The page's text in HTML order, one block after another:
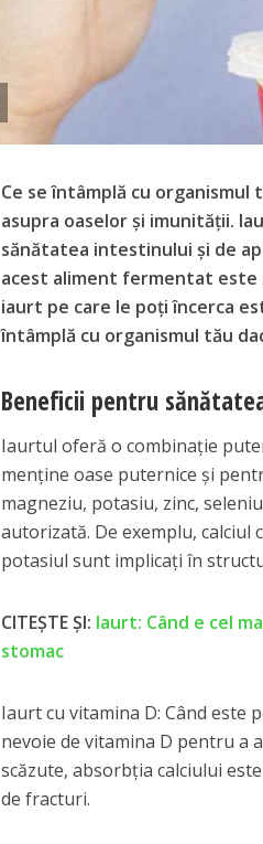
Ce se întâmplă cu organismul
asupra oaselor și imunității.
sănătatea intestinului și de
acest aliment fermentat este
iaurt pe care le poți încerca
întâmplă cu organismul tău
Beneficii pentru
Iaurtul oferă o combinație
menține oase puternice și
magneziu, potasiu, zinc,
autorizată. De exemplu,
potasiul sunt implicați în
CITEȘTE ȘI: Iaurt: Când e cel
stomac
Iaurt cu vitamina D: Când este
nevoie de vitamina D pentru a
scăzute, absorbția calciului
de fracturi.